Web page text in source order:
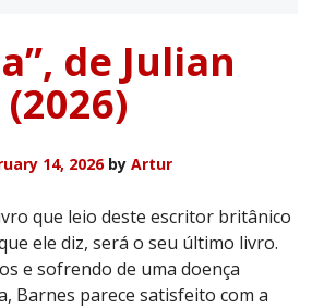
de Julian
14, 2026by Artur
que leio deste escritor britânico
ele diz, será o seu último livro.
e sofrendo de uma doença
Barnes parece satisfeito com a